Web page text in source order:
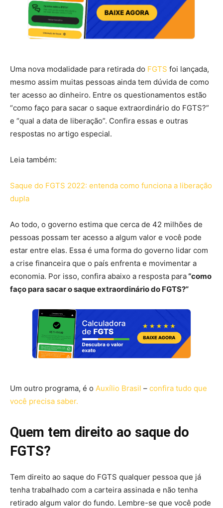
Uma nova modalidade para retirada do FGTS foi lançada,
mesmo assim muitas pessoas ainda tem dúvida de como
ter acesso ao dinheiro. Entre os questionamentos estão
“como faço para sacar o saque extraordinário do FGTS?”
e “qual a data de liberação”. Confira essas e outras
respostas no artigo especial.
Leia também:
Saque do FGTS 2022: entenda como funciona a liberação
dupla
Ao todo, o governo estima que cerca de 42 milhões de
pessoas possam ter acesso a algum valor e você pode
estar entre elas. Essa é uma forma do governo lidar com
a crise financeira que o país enfrenta e movimentar a
economia. Por isso, confira abaixo a resposta para“como
faço para sacar o saque extraordinário do FGTS?”
Um outro programa, é o Auxílio Brasil – confira tudo que
você precisa saber.
Quem tem direito ao saque do
FGTS?
Tem direito ao saque do FGTS qualquer pessoa que já
tenha trabalhado com a carteira assinada e não tenha
retirado algum valor do fundo. Lembre-se que você pode